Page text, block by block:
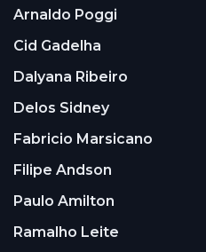
Arnaldo Poggi
Cid Gadelha
Dalyana Ribeiro
Delos Sidney
Fabricio Marsicano
Filipe Andson
Paulo Amilton
Ramalho Leite